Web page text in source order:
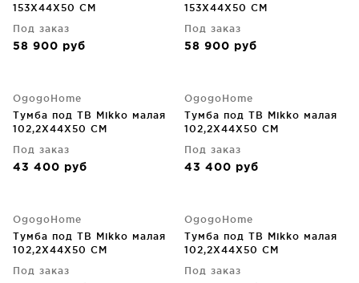
153X44X50 CM
Под заказ
58 900 руб
153X44X50 CM
Под заказ
58 900 руб
OgogoHome
Тумба под ТВ Mikko малая
102,2X44X50 CM
Под заказ
43 400 руб
OgogoHome
Тумба под ТВ Mikko малая
102,2X44X50 CM
Под заказ
43 400 руб
OgogoHome
Тумба под ТВ Mikko малая
102,2X44X50 CM
Под заказ
OgogoHome
Тумба под ТВ Mikko малая
102,2X44X50 CM
Под заказ